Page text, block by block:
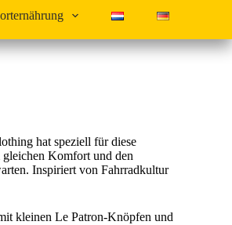
hat speziell für diese
Komfort und den
Inspiriert von Fahrradkultur
kleinen Le Patron-Knöpfen und